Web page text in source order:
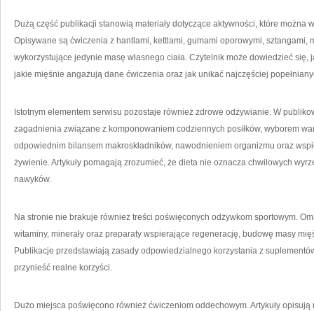
Dużą część publikacji stanowią materiały dotyczące aktywności, które można
Opisywane są ćwiczenia z hantlami, kettlami, gumami oporowymi, sztangami,
wykorzystujące jedynie masę własnego ciała. Czytelnik może dowiedzieć
jakie mięśnie angażują dane ćwiczenia oraz jak unikać najczęściej
Istotnym elementem serwisu pozostaje również zdrowe odżywianie. W
zagadnienia związane z komponowaniem codziennych posiłków, wyborem
odpowiednim bilansem makroskładników, nawodnieniem organizmu oraz
żywienie. Artykuły pomagają zrozumieć, że dieta nie oznacza chwilowych
nawyków.
Na stronie nie brakuje również treści poświęconych odżywkom sportowym.
witaminy, minerały oraz preparaty wspierające regenerację, budowę masy
Publikacje przedstawiają zasady odpowiedzialnego korzystania z
przynieść realne korzyści.
Dużo miejsca poświęcono również ćwiczeniom oddechowym. Artykuły